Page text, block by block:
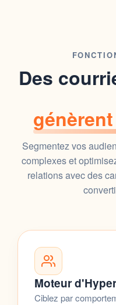
Des
Segmentez vos
complexes et
relations avec des
Moteur
Ciblez par